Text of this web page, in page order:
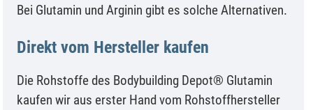
Bei Glutamin und Arginin gibt es solche Alternativen.
Direkt vom Hersteller kaufen
Die Rohstoffe des Bodybuilding Depot® Glutamin
kaufen wir aus erster Hand vom Rohstoffhersteller